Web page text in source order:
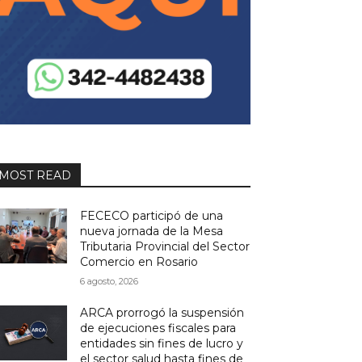
READ
FECECO participó de una
nueva jornada de la Mesa
Tributaria Provincial del Sector
Comercio en Rosario
6 agosto, 2026
ARCA prorrogó la suspensión
de ejecuciones fiscales para
entidades sin fines de lucro y
el sector salud hasta fines de